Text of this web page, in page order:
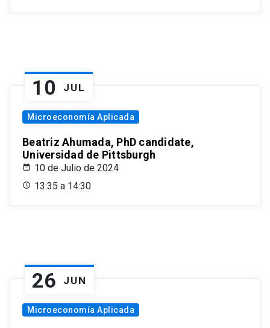
10 JUL
Microeconomía Aplicada
Beatriz Ahumada, PhD candidate,
Universidad de Pittsburgh
10 de Julio de 2024
13:35 a 14:30
26 JUN
Microeconomía Aplicada